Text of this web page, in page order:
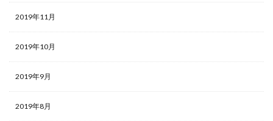
2019年11月
2019年10月
2019年9月
2019年8月